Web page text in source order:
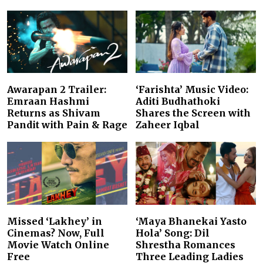
Awarapan 2 Trailer:
Emraan Hashmi
Returns as Shivam
Pandit with Pain & Rage
‘Farishta’ Music Video:
Aditi Budhathoki
Shares the Screen with
Zaheer Iqbal
Missed ‘Lakhey’ in
Cinemas? Now, Full
Movie Watch Online
Free
‘Maya Bhanekai Yasto
Hola’ Song: Dil
Shrestha Romances
Three Leading Ladies